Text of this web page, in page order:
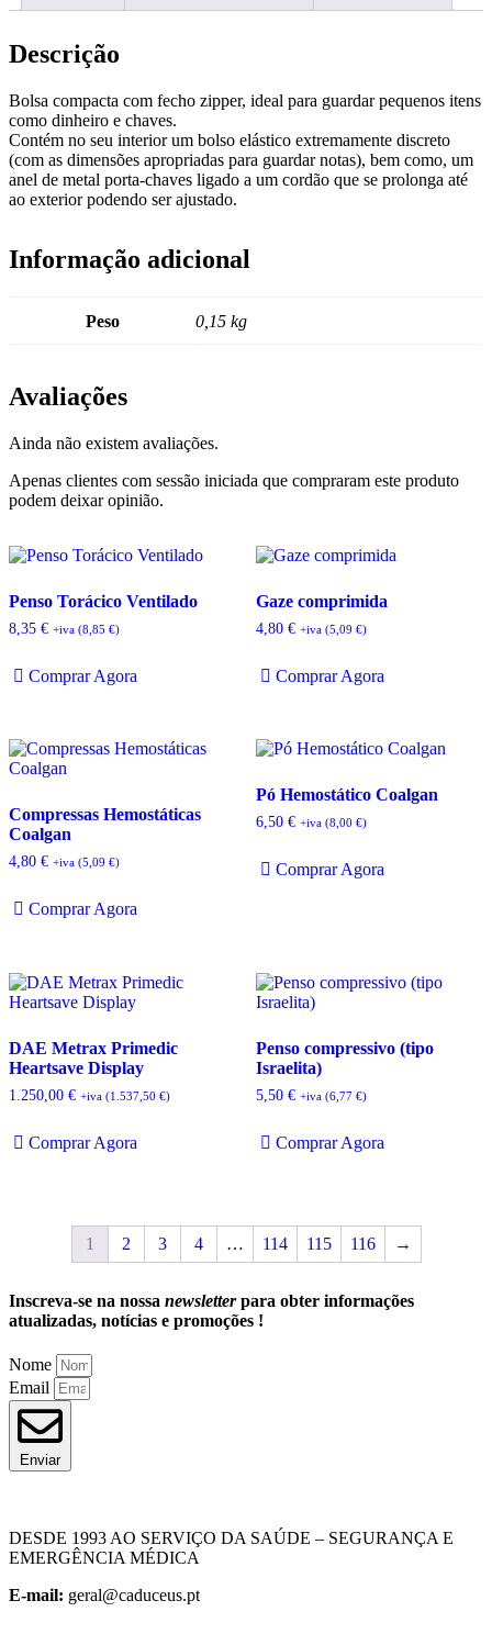
Descrição
Bolsa compacta com fecho zipper, ideal para guardar pequenos itens
como dinheiro e chaves.
Contém no seu interior um bolso elástico extremamente discreto
(com as dimensões apropriadas para guardar notas), bem como, um
anel de metal porta-chaves ligado a um cordão que se prolonga até
ao exterior podendo ser ajustado.
Informação adicional
Peso 0,15 kg
Avaliações
Ainda não existem avaliações.
Apenas clientes com sessão iniciada que compraram este produto
podem deixar opinião.
Penso Torácico Ventilado
8,35 € +iva (8,85 €)
Comprar Agora
Gaze comprimida
4,80 € +iva (5,09 €)
Comprar Agora
Compressas Hemostáticas
Coalgan
4,80 € +iva (5,09 €)
Comprar Agora
Pó Hemostático Coalgan
6,50 € +iva (8,00 €)
Comprar Agora
DAE Metrax Primedic
Heartsave Display
1.250,00 € +iva (1.537,50 €)
Comprar Agora
Penso compressivo (tipo
Israelita)
5,50 € +iva (6,77 €)
Comprar Agora
1 2 3 4 … 114 115 116 →
Inscreva-se na nossa newsletterpara obter informações
atualizadas, notícias e promoções !
Nome
Email
Enviar
DESDE 1993 AO SERVIÇO DA SAÚDE – SEGURANÇA E
EMERGÊNCIA MÉDICA
E-mail: geral@caduceus.pt